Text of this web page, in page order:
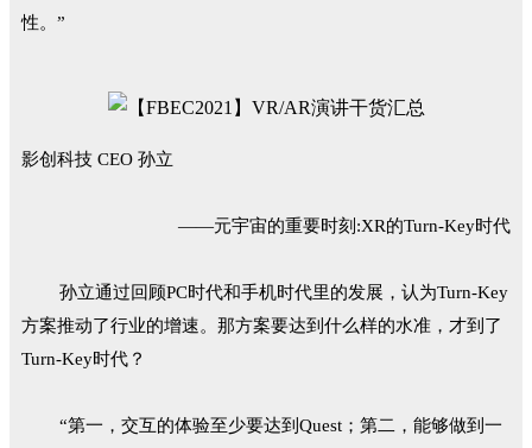
性。”
影创科技 CEO 孙立
——元宇宙的重要时刻:XR的Turn-Key时代
孙立通过回顾PC时代和手机时代里的发展，认为Turn-Key
方案推动了行业的增速。那方案要达到什么样的水准，才到了
Turn-Key时代？
“第一，交互的体验至少要达到Quest；第二，能够做到一